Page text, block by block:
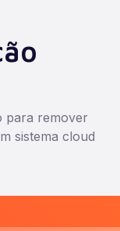
para remover
sistema cloud